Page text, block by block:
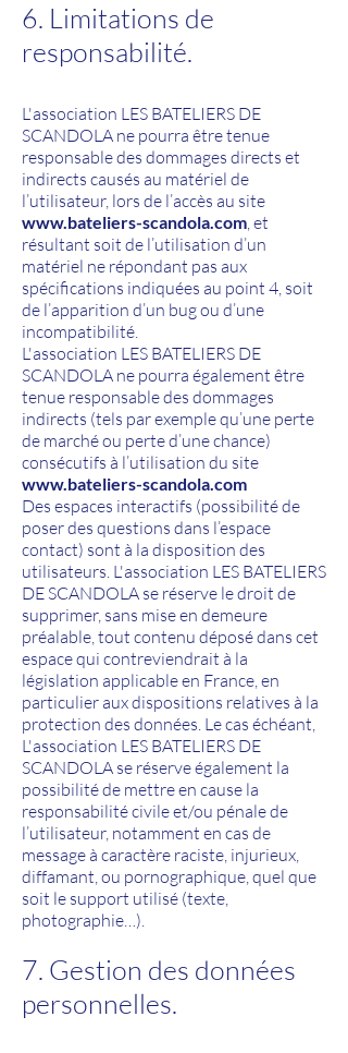
6. Limitations de
responsabilité.
L'association LES BATELIERS DE
SCANDOLA ne pourra être tenue
responsable des dommages directs et
indirects causés au matériel de
l’utilisateur, lors de l’accès au site
www.bateliers-scandola.com, et
résultant soit de l’utilisation d’un
matériel ne répondant pas aux
spécifications indiquées au point 4, soit
de l’apparition d’un bug ou d’une
incompatibilité.
L'association LES BATELIERS DE
SCANDOLA ne pourra également être
tenue responsable des dommages
indirects (tels par exemple qu’une perte
de marché ou perte d’une chance)
consécutifs à l’utilisation du site
www.bateliers-scandola.com
Des espaces interactifs (possibilité de
poser des questions dans l’espace
contact) sont à la disposition des
utilisateurs. L'association LES BATELIERS
DE SCANDOLA se réserve le droit de
supprimer, sans mise en demeure
préalable, tout contenu déposé dans cet
espace qui contreviendrait à la
législation applicable en France, en
particulier aux dispositions relatives à la
protection des données. Le cas échéant,
L'association LES BATELIERS DE
SCANDOLA se réserve également la
possibilité de mettre en cause la
responsabilité civile et/ou pénale de
l’utilisateur, notamment en cas de
message à caractère raciste, injurieux,
diffamant, ou pornographique, quel que
soit le support utilisé (texte,
photographie…).
7. Gestion des données
personnelles.